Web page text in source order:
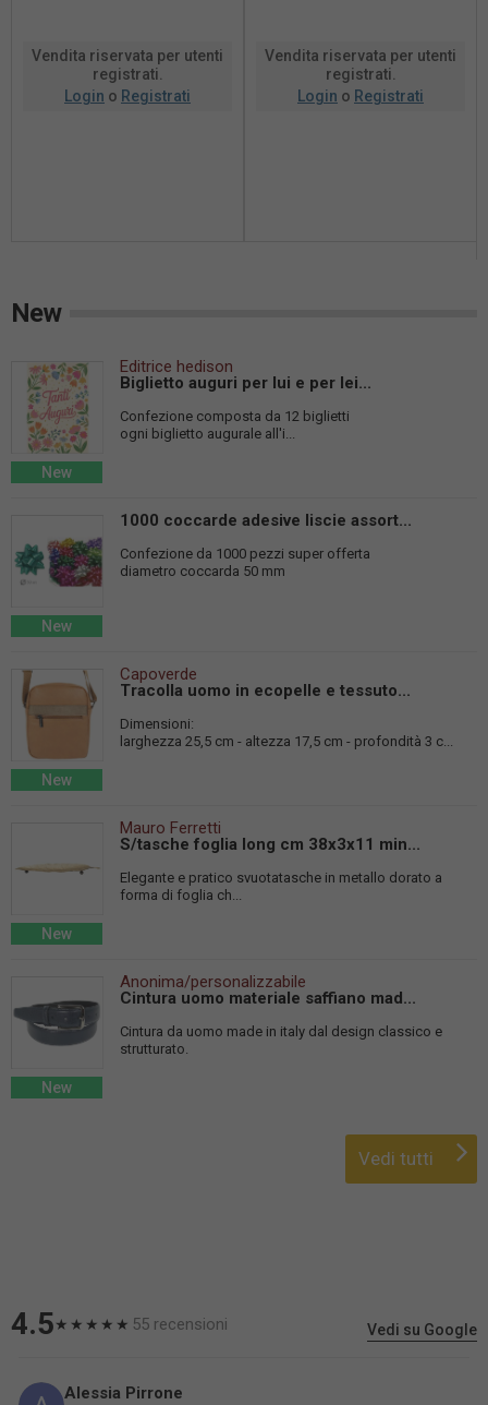
Vendita riservata per utenti
registrati.
Login o Registrati
Vendita riservata per utenti
registrati.
Login o Registrati
New
New
Editrice hedison
Biglietto auguri per lui e per lei...
Confezione composta da 12 biglietti
ogni biglietto augurale all'i...
New
1000 coccarde adesive liscie assort...
Confezione da 1000 pezzi super offerta
diametro coccarda 50 mm
New
Capoverde
Tracolla uomo in ecopelle e tessuto...
Dimensioni:
larghezza 25,5 cm - altezza 17,5 cm - profondità 3 c...
New
Mauro Ferretti
S/tasche foglia long cm 38x3x11 min...
Elegante e pratico svuotatasche in metallo dorato a
forma di foglia ch...
New
Anonima/personalizzabile
Cintura uomo materiale saffiano mad...
Cintura da uomo made in italy dal design classico e
strutturato.
Vedi tutti
4.5★★★★★ 55 recensioni Vedi su Google
Alessia Pirrone